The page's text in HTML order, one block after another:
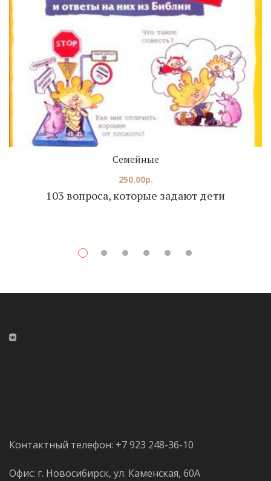
103 вопроса, которые задают дети
Семейные
250.00р.
Контактный телефон: +7 923 248-36-10
Офис: г. Новосибирск, ул. Каменская, 60А